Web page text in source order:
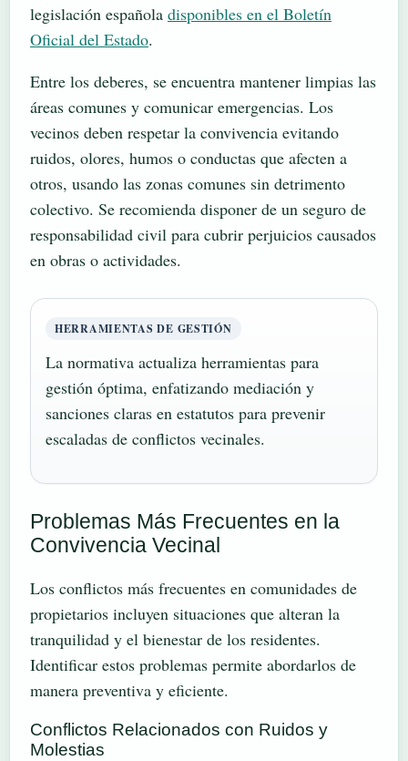
legislación española disponibles en el Boletín
Oficial del Estado.
Entre los deberes, se encuentra mantener limpias las
áreas comunes y comunicar emergencias. Los
vecinos deben respetar la convivencia evitando
ruidos, olores, humos o conductas que afecten a
otros, usando las zonas comunes sin detrimento
colectivo. Se recomienda disponer de un seguro de
responsabilidad civil para cubrir perjuicios causados
en obras o actividades.
HERRAMIENTAS DE GESTIÓN
La normativa actualiza herramientas para
gestión óptima, enfatizando mediación y
sanciones claras en estatutos para prevenir
escaladas de conflictos vecinales.
Problemas Más Frecuentes en la
Convivencia Vecinal
Los conflictos más frecuentes en comunidades de
propietarios incluyen situaciones que alteran la
tranquilidad y el bienestar de los residentes.
Identificar estos problemas permite abordarlos de
manera preventiva y eficiente.
Conflictos Relacionados con Ruidos y
Molestias